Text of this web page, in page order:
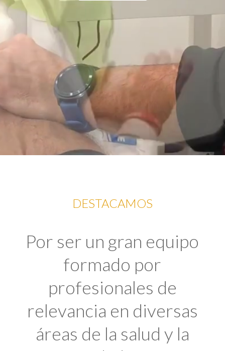
DESTACAMOS
Por ser un gran equipo
formado por
profesionales de
relevancia en diversas
áreas de la salud y la